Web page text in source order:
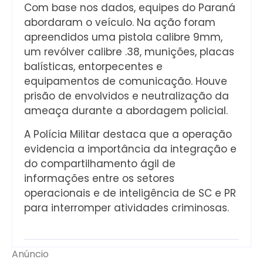
Com base nos dados, equipes do Paraná
abordaram o veículo. Na ação foram
apreendidos uma pistola calibre 9mm,
um revólver calibre .38, munições, placas
balísticas, entorpecentes e
equipamentos de comunicação. Houve
prisão de envolvidos e neutralização da
ameaça durante a abordagem policial.
A Polícia Militar destaca que a operação
evidencia a importância da integração e
do compartilhamento ágil de
informações entre os setores
operacionais e de inteligência de SC e PR
para interromper atividades criminosas.
Anúncio